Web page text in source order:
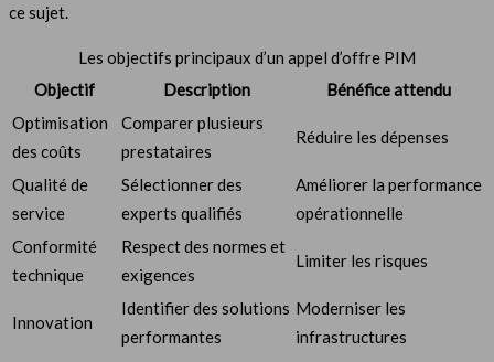
ce sujet.
Les objectifs principaux d’un appel d’offre PIM
Objectif
Description
Bénéfice attendu
Optimisation
des coûts
Comparer plusieurs
prestataires
Réduire les dépenses
Qualité de
service
Sélectionner des
experts qualifiés
Améliorer la performance
opérationnelle
Conformité
technique
Respect des normes et
exigences
Limiter les risques
Innovation
Identifier des solutions
performantes
Moderniser les
infrastructures